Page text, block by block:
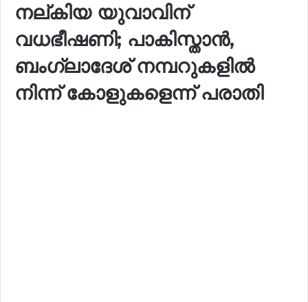
നല്കിയ യുവാവിന്
വധഭീഷണി; പാകിസ്താൻ,
ബംഗ്ലാദേശ് നമ്പറുകളിൽ
നിന്ന് കോളുകളെന്ന് പരാതി